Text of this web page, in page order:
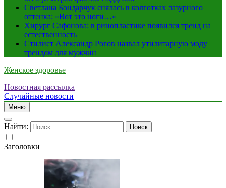
Светлана Бондарчук снялась в колготках лазурного
оттенка: «Вот это ноги…»
Хирург Сафонова: в ринопластике появился тренд на
естественность
Стилист Александр Рогов назвал утилитарную моду
трендом для мужчин
Женское здоровье
Новостная рассылка
Случайные новости
Меню
Найти:
Заголовки